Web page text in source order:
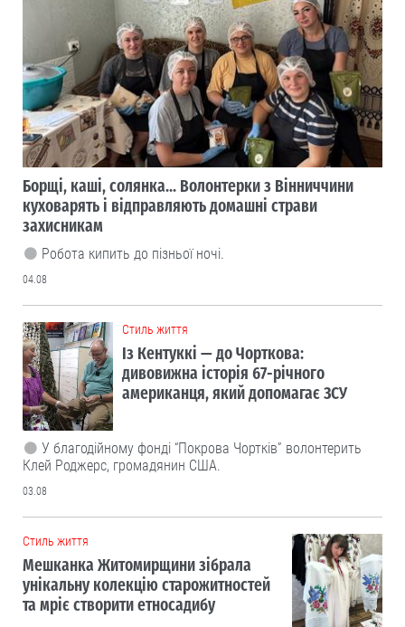
Борщі, каші, солянка... Волонтерки з Вінниччини
куховарять і відправляють домашні страви
захисникам
Робота кипить до пізньої ночі.
04.08
Cтиль життя
Із Кентуккі — до Чорткова:
дивовижна історія 67-річного
американця, який допомагає ЗСУ
У благодійному фонді “Покрова Чортків” волонтерить
Клей Роджерс, громадянин США.
03.08
Cтиль життя
Мешканка Житомирщини зібрала
унікальну колекцію старожитностей
та мріє створити етносадибу